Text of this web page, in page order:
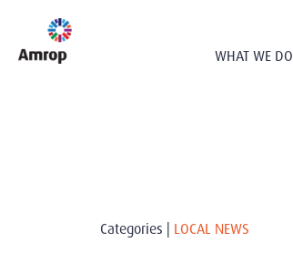
WHAT WE DO
Categories | LOCAL NEWS